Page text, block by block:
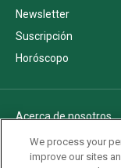
Newsletter
Suscripción
Horóscopo
Acerca de nosotros
Politica de privacidad
Pautas Editoriales
We process your
improve our sites